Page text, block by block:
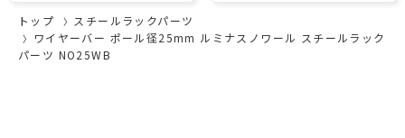
トップ
スチールラックパーツ
ワイヤーバー ポール径25mm ルミナスノワール スチールラック
パーツ NO25WB